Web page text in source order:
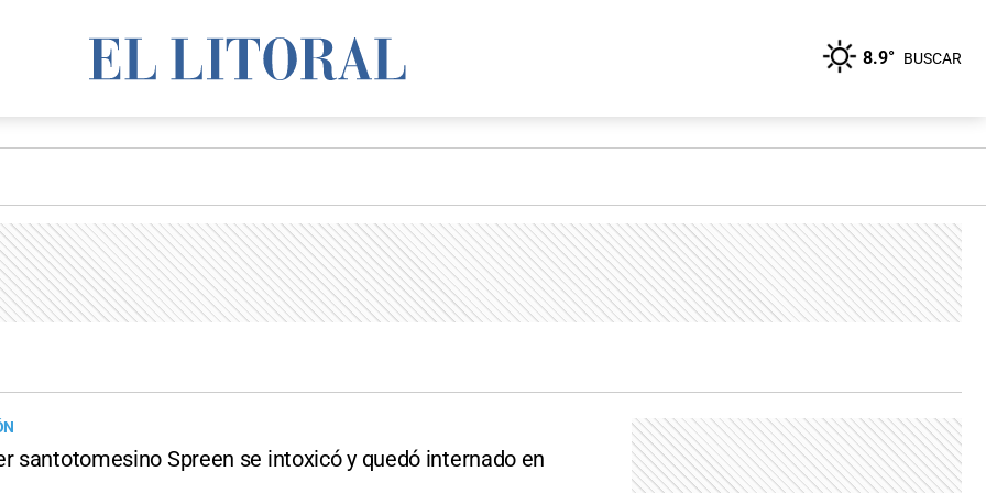
8.9° BUSCAR
santotomesino Spreen se intoxicó y quedó internado en